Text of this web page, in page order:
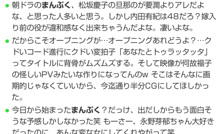
朝ドラのまんぷく 、松坂慶子の旦那のが要潤よりアレだよ
な、と思った人多いと思う。しかし内田有紀は48だろ？嫁入
り前の役が違和感なく出来ちゃうんだよな。凄いよな。
だからこそオープニングが…オープニングあれどうよ？…ク
ドいコード進行にクドい変拍子「あなたとトゥラッタッタ」
ってタイトルに背骨がムズムズする。そして映像が何故福子
の怪しいPVみたいな作りになってんのw そこはそんなに画
期的じゃなくていいから、今迄通り半分CGにしてほしかっ
た。
今日から始まったまんぷく ？だっけ、出だしからもう面白そ
うな予感しかしなかった笑 もーさー、永野芽郁ちゃん大好き